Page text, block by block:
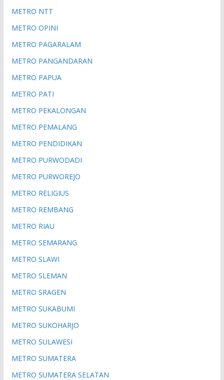
METRO NTT
METRO OPINI
METRO PAGARALAM
METRO PANGANDARAN
METRO PAPUA
METRO PATI
METRO PEKALONGAN
METRO PEMALANG
METRO PENDIDIKAN
METRO PURWODADI
METRO PURWOREJO
METRO RELIGIUS
METRO REMBANG
METRO RIAU
METRO SEMARANG
METRO SLAWI
METRO SLEMAN
METRO SRAGEN
METRO SUKABUMI
METRO SUKOHARJO
METRO SULAWESI
METRO SUMATERA
METRO SUMATERA SELATAN